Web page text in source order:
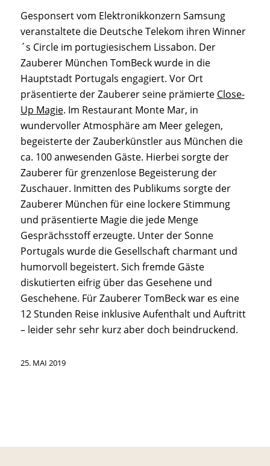
Gesponsert vom Elektronikkonzern Samsung
veranstaltete die Deutsche Telekom ihren Winner
´s Circle im portugiesischem Lissabon. Der
Zauberer München TomBeck wurde in die
Hauptstadt Portugals engagiert. Vor Ort
präsentierte der Zauberer seine prämierte Close-
Up Magie. Im Restaurant Monte Mar, in
wundervoller Atmosphäre am Meer gelegen,
begeisterte der Zauberkünstler aus München die
ca. 100 anwesenden Gäste. Hierbei sorgte der
Zauberer für grenzenlose Begeisterung der
Zuschauer. Inmitten des Publikums sorgte der
Zauberer München für eine lockere Stimmung
und präsentierte Magie die jede Menge
Gesprächsstoff erzeugte. Unter der Sonne
Portugals wurde die Gesellschaft charmant und
humorvoll begeistert. Sich fremde Gäste
diskutierten eifrig über das Gesehene und
Geschehene. Für Zauberer TomBeck war es eine
12 Stunden Reise inklusive Aufenthalt und Auftritt
– leider sehr sehr kurz aber doch beindruckend.
25. MAI 2019